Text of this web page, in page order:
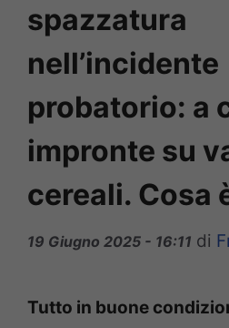
spazzatura
nell’incidente
probatorio: a
impronte su
cereali. Cosa
19 Giugno 2025 - 16:11 di
Tutto in buone